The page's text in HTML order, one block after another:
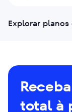
Explorar planos
total à